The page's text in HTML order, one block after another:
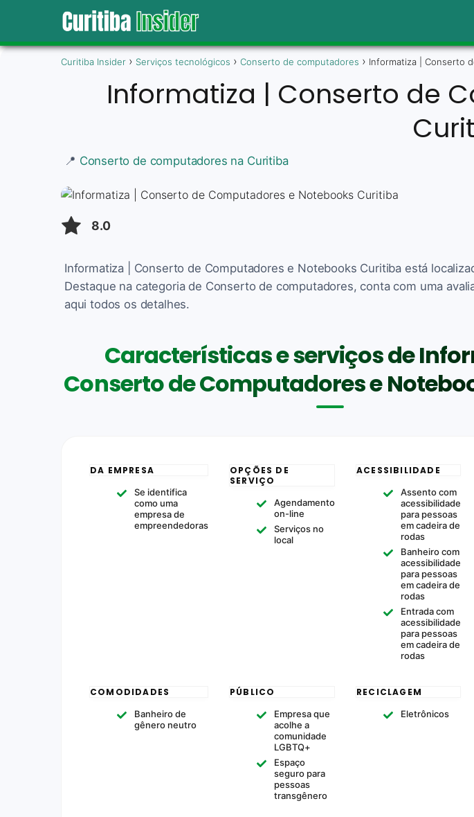
Curitiba Insider Serviços tecnológicos Conserto de computadores Informatiza | Conserto
Informatiza | Conserto de
📍 Conserto de computadores na Curitiba
8.0
Informatiza | Conserto de Computadores e Notebooks Curitiba está
Destaque na categoria de Conserto de computadores, conta com uma
aqui todos os detalhes.
Características e serviços de
Conserto de Computadores e
DA EMPRESA
Se identifica
como uma
empresa de
empreendedoras
OPÇÕES DE
SERVIÇO
Agendamento
on-line
Serviços no
local
ACESSIBILIDADE
Assento com
acessibilidade
para pessoas
em cadeira de
rodas
Banheiro com
acessibilidade
para pessoas
em cadeira de
rodas
Entrada com
acessibilidade
para pessoas
em cadeira de
rodas
COMODIDADES
Banheiro de
gênero neutro
PÚBLICO
Empresa que
acolhe a
comunidade
LGBTQ+
Espaço
seguro para
pessoas
transgênero
RECICLAGEM
Eletrônicos